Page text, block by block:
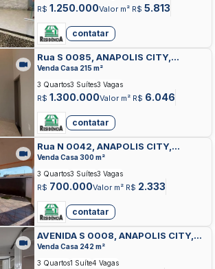
R$ 1.250.000Valor m² R$ 5.813
contatar
Rua S 0085, ANAPOLIS CITY,
ANAPOLIS
Venda Casa 215 m²
R$ 1.300.000Valor m² R$ 6.046
3 Quartos3 Suítes3 Vagas
contatar
Rua N 0042, ANAPOLIS CITY,
ANAPOLIS
Venda Casa 300 m²
R$ 700.000Valor m² R$ 2.333
3 Quartos3 Suítes3 Vagas
contatar
AVENIDA S 0008, ANAPOLIS CITY,
ANAPOLIS
Venda Casa 242 m²
3 Quartos1 Suíte4 Vagas